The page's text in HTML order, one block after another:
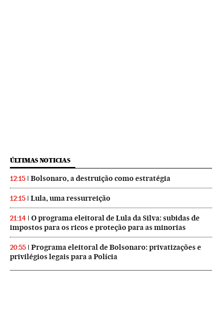
ÚLTIMAS NOTICIAS
12:15 Bolsonaro, a destruição como estratégia
12:15 Lula, uma ressurreição
21:14
O programa eleitoral de Lula da Silva: subidas de
impostos para os ricos e proteção para as minorias
20:55
Programa eleitoral de Bolsonaro: privatizações e
privilégios legais para a Polícia